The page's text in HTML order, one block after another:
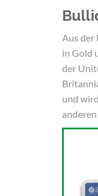
Aus der
in Gold
der
und